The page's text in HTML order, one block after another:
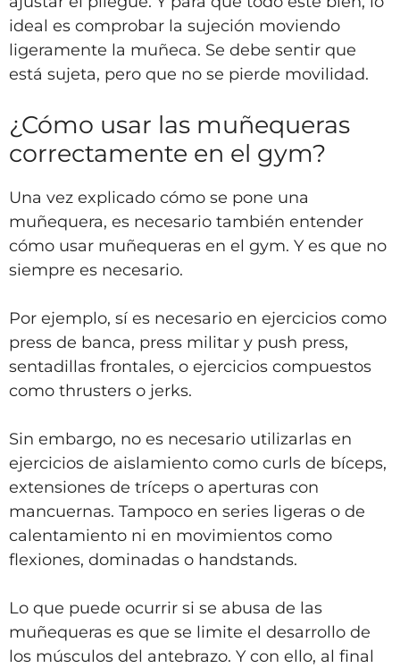
ideal es comprobar la sujeción moviendo
ligeramente la muñeca. Se debe sentir que
está sujeta, pero que no se pierde movilidad.
¿Cómo usar las muñequeras
correctamente en el gym?
Una vez explicado cómo se pone una
muñequera, es necesario también entender
cómo usar muñequeras en el gym. Y es que no
siempre es necesario.
Por ejemplo, sí es necesario en ejercicios como
press de banca, press militar y push press,
sentadillas frontales, o ejercicios compuestos
como thrusters o jerks.
Sin embargo, no es necesario utilizarlas en
ejercicios de aislamiento como curls de bíceps,
extensiones de tríceps o aperturas con
mancuernas. Tampoco en series ligeras o de
calentamiento ni en movimientos como
flexiones, dominadas o handstands.
Lo que puede ocurrir si se abusa de las
muñequeras es que se limite el desarrollo de
los músculos del antebrazo. Y con ello, al final